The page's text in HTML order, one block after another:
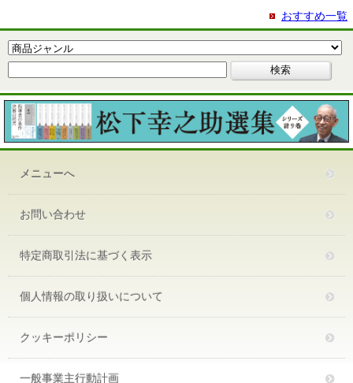
おすすめ一覧
メニューへ
お問い合わせ
特定商取引法に基づく表示
個人情報の取り扱いについて
クッキーポリシー
一般事業主行動計画